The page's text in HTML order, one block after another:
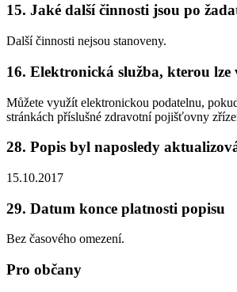
15. Jaké další činnosti jsou po
Další činnosti nejsou stanoveny.
16. Elektronická služba, kterou lze
Můžete využít elektronickou podatelnu,
stránkách příslušné zdravotní pojišťovny
28. Popis byl naposledy
15.10.2017
29. Datum konce platnosti popisu
Bez časového omezení.
Pro občany